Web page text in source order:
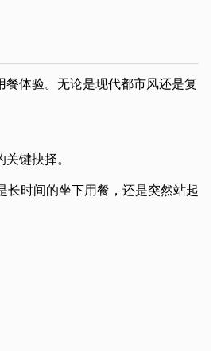
体验。无论是现代都市风还是复
键抉择。
长时间的坐下用餐，还是突然站起